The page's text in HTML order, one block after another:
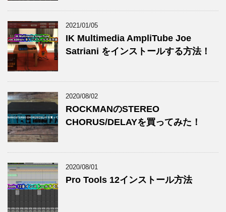
2021/01/05
IK Multimedia AmpliTube Joe
Satriani をインストールする方法！
2020/08/02
ROCKMANのSTEREO
CHORUS/DELAYを買ってみた！
2020/08/01
Pro Tools 12インストール方法